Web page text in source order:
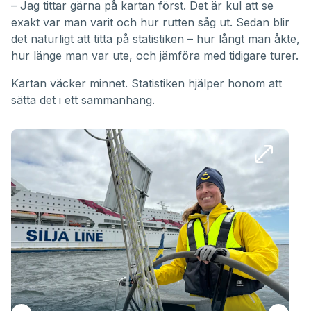
– Jag tittar gärna på kartan först. Det är kul att se
exakt var man varit och hur rutten såg ut. Sedan blir
det naturligt att titta på statistiken – hur långt man åkte,
hur länge man var ute, och jämföra med tidigare turer.
Kartan väcker minnet. Statistiken hjälper honom att
sätta det i ett sammanhang.